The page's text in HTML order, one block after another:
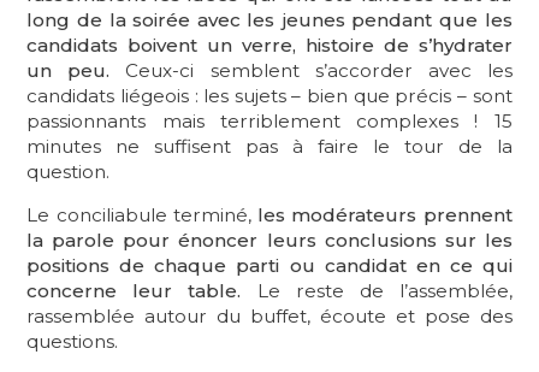
long de la soirée avec les jeunes pendant que les
candidats boivent un verre, histoire de s’hydrater
un peu. Ceux-ci semblent s’accorder avec les
candidats liégeois : les sujets – bien que précis – sont
passionnants mais terriblement complexes ! 15
minutes ne suffisent pas à faire le tour de la
question.
Le conciliabule terminé, les modérateurs prennent
la parole pour énoncer leurs conclusions sur les
positions de chaque parti ou candidat en ce qui
concerne leur table. Le reste de l’assemblée,
rassemblée autour du buffet, écoute et pose des
questions.